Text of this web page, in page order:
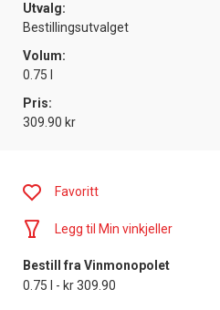
Utvalg:
Bestillingsutvalget
Volum:
0.75 l
Pris:
309.90 kr
Favoritt
Legg til Min vinkjeller
Bestill fra Vinmonopolet
0.75 l - kr 309.90